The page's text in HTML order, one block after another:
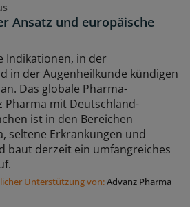
Ansatz und europäische
Indikationen, in der
in der Augenheilkunde kündigen
Das globale Pharma-
Pharma mit Deutschland-
ist in den Bereichen
seltene Erkrankungen und
baut derzeit ein umfangreiches
Unterstützung von:Advanz Pharma